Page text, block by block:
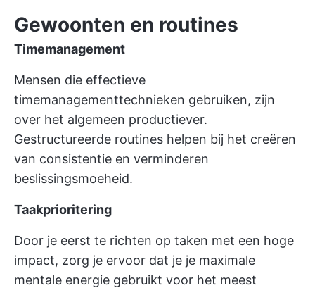
Gewoonten en routines
Timemanagement
Mensen die effectieve
timemanagementtechnieken gebruiken, zijn
over het algemeen productiever.
Gestructureerde routines helpen bij het creëren
van consistentie en verminderen
beslissingsmoeheid.
Taakprioritering
Door je eerst te richten op taken met een hoge
impact, zorg je ervoor dat je je maximale
mentale energie gebruikt voor het meest